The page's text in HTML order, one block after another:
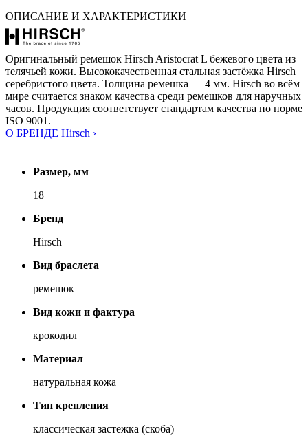
ОПИСАНИЕ И ХАРАКТЕРИСТИКИ
Оригинальный ремешок Hirsch Aristocrat L бежевого цвета из
телячьей кожи. Высококачественная стальная застёжка Hirsch
серебристого цвета. Толщина ремешка — 4 мм. Hirsch во всём
мире считается знаком качества среди ремешков для наручных
часов. Продукция соответствует стандартам качества по норме
ISO 9001.
О БРЕНДЕ Hirsch ›
Размер, мм
18
Бренд
Hirsch
Вид браслета
ремешок
Вид кожи и фактура
крокодил
Материал
натуральная кожа
Тип крепления
классическая застежка (скоба)